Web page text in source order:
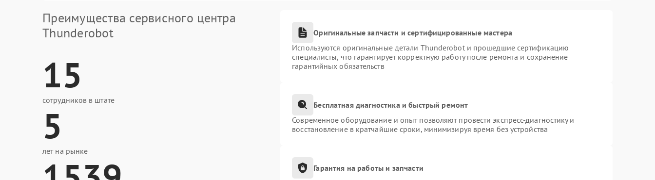
Преимущества сервисного центра
Thunderobot
15
сотрудников в штате
5
лет на рынке
Оригинальные запчасти и сертифицированные мастера
Используются оригинальные детали Thunderobot и прошедшие сертификацию
специалисты, что гарантирует корректную работу после ремонта и сохранение
гарантийных обязательств
Бесплатная диагностика и быстрый ремонт
Современное оборудование и опыт позволяют провести экспресс-диагностику и
восстановление в кратчайшие сроки, минимизируя время без устройства
Гарантия на работы и запчасти